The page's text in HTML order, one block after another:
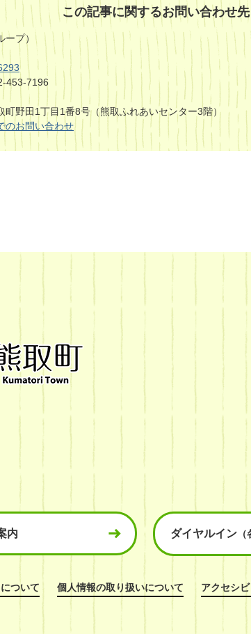
この記事に関するお問い合わせ先
プ）
453-7196
町野田1丁目1番8号（熊取ふれあいセンター3階）
のお問い合わせ
内 ダイヤルイン
ついて 個人情報の取り扱いについて アクセシ